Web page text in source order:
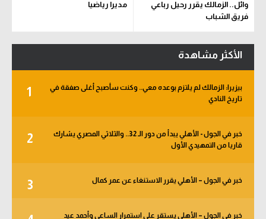
وائل.. الزمالك يقرر رحيل رباعي
فريق الشباب
مديرا رياضيا
الأكثر مشاهدة
1
بيزيرا: الزمالك لم يلتزم بوعده معي.. وكنت سأصبح أغلى صفقة في
تاريخ النادي
2
خبر في الجول - الأهلي يبدأ من دور الـ 32.. والثلاثي المصري يشارك
قاريا من التمهيدي الأول
3 خبر في الجول – الأهلي يقرر الاستنغاء عن عمر كمال
خبر في الجول – الأهلي يستقر على استمرار الساعي وأحمد عيد